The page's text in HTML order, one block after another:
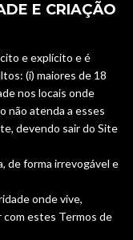
E CRIAÇÃO
e explícito e é
(i) maiores de 18
nos locais onde
não atenda a esses
devendo sair do Site
de forma irrevogável e
onde vive,
com estes Termos de